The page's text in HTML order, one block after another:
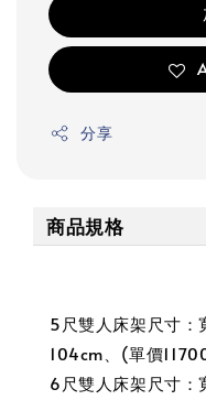
分享
商品規格
5尺雙人床架尺寸
104cm、(單價
6尺雙人床架尺寸